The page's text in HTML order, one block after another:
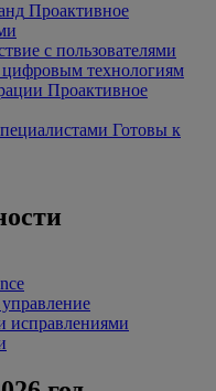
Проактивное
с пользователями
технологиям
Проактивное
Готовы к
исправлениями